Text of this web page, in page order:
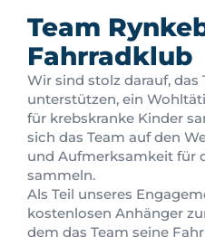
Team
Fahrradklub
Wir sind stolz darauf, das
unterstützen, ein
für krebskranke Kinder
sich das Team auf den
und Aufmerksamkeit für
sammeln.
Als Teil unseres
kostenlosen Anhänger
dem das Team seine